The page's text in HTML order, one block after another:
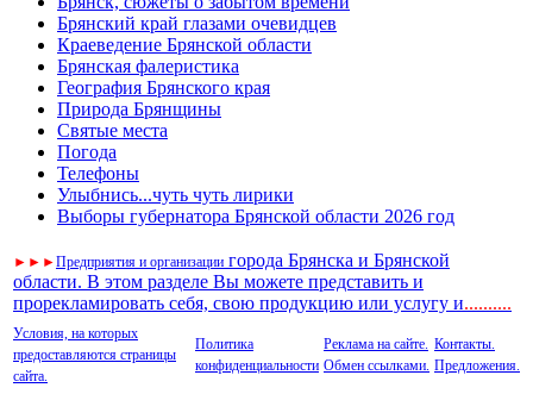
Брянский край глазами очевидцев
Краеведение Брянской области
Брянская фалеристика
География Брянского края
Природа Брянщины
Святые места
Погода
Телефоны
Улыбнись...чуть чуть лирики
Выборы губернатора Брянской области 2026 год
► ► ►Предприятия и организации города Брянска и Брянской
области. В этом разделе Вы можете представить и
прорекламировать себя, свою продукцию или услугу и..........
Условия, на которых
предоставляются страницы
сайта.
Политика
конфиденциальности
Реклама на сайте.
Обмен ссылками.
Контакты.
Предложения.